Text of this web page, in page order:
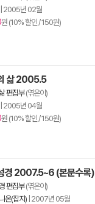
2005년 02월
원 (10% 할인 / 150원)
삶 2005.5
편집부(엮은이)
2005년 04월
원 (10% 할인 / 150원)
경 2007.5~6 (본문수록)
편집부(엮은이)
온(잡지) 2007년 05월